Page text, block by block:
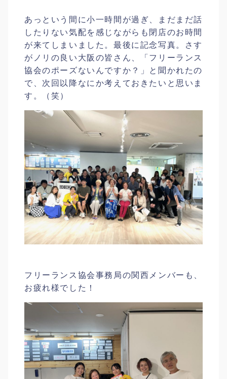
あっという間に小一時間が過ぎ、まだまだ話
したりない気配を感じながらも閉店のお時間
が来てしまいました。最後に記念写真。さす
がノリの良い大阪の皆さん、「フリーランス
協会のポーズないんですか？」と聞かれたの
で、次回以降なにか考えておきたいと思いま
す。（笑）
フリーランス協会事務局の関西メンバーも、
お疲れ様でした！